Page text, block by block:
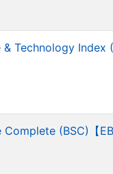
Technology Index
(BSC)【